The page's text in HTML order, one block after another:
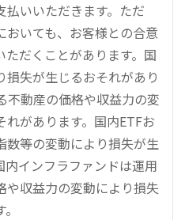
いいただきます。ただ
おいても、お客様との合意
だくことがあります。国
失が生じるおそれがあり
不動産の価格や収益力の変
があります。国内ETFお
数等の変動により損失が生
内インフラファンドは運用
や収益力の変動により損失